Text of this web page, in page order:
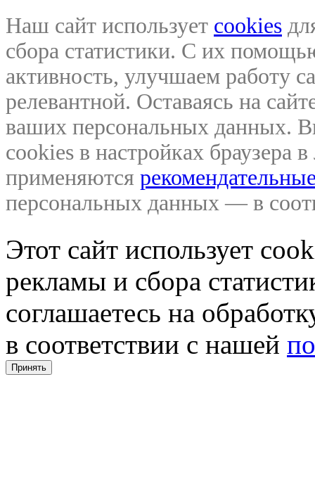
Наш сайт использует cookies
сбора статистики. С их
активность, улучшаем работу
релевантной. Оставаясь на
ваших персональных данных.
cookies в настройках браузера
применяются
персональных данных — в
Этот сайт использует
рекламы и сбора
соглашаетесь на
в соответствии с нашей
Принять